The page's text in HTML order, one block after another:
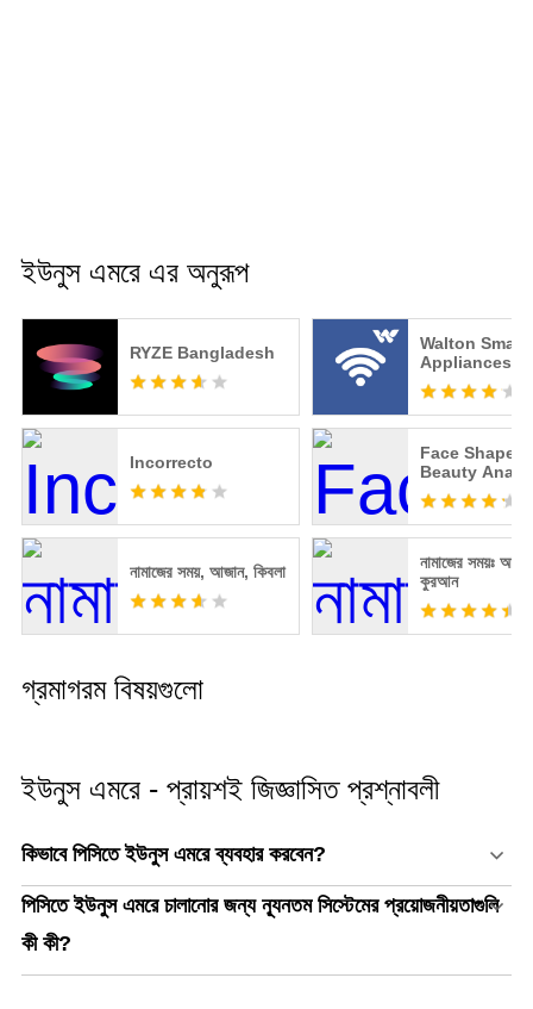
ইউনুস এমরে এর অনুরূপ
RYZE Bangladesh
Walton Smart
Appliances
Incorrecto
Face Shape &
Beauty
নামাজের সময়, আজান, কিবলা
নামাজের সময়ঃ
কুরআন
গ্রমাগরম বিষয়গুলো
ইউনুস এমরে - প্রায়শই জিজ্ঞাসিত প্রশ্নাবলী
কিভাবে পিসিতে ইউনুস এমরে ব্যবহার করবেন?
পিসিতে ইউনুস এমরে চালানোর জন্য ন্যূনতম সিস্টেমের প্রয়োজনীয়তাগুলি
কী কী?